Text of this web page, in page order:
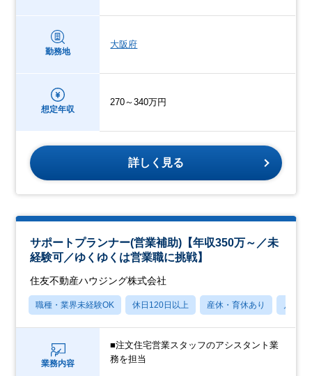
勤務地
大阪府
想定年収
270～340万円
詳しく見る
サポートプランナー(営業補助)【年収350万～／未
経験可／ゆくゆくは営業職に挑戦】
住友不動産ハウジング株式会社
職種・業界未経験OK 休日120日以上 産休・育休あり 月残業
業務内容
■注文住宅営業スタッフのアシスタント業
務を担当